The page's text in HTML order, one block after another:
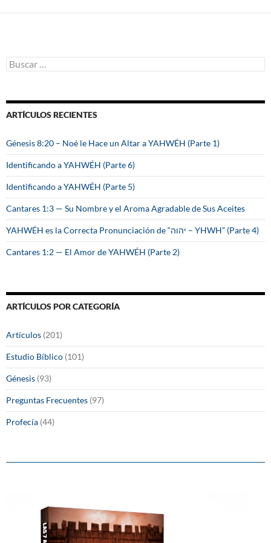
B
u
a
r
ARTÍCULOS RECIENTES
Génesis 8:20 – Noé le Hace un Altar a YAHWÉH (Parte 1)
Identificando a YAHWÉH (Parte 6)
Identificando a YAHWÉH (Parte 5)
Cantares 1:3 — Su Nombre y el Aroma Agradable de Sus Aceites
YAHWÉH es la Correcta Pronunciación de “יהוה – YHWH” (Parte 4)
Cantares 1:2 — El Amor de YAHWÉH (Parte 2)
ARTÍCULOS POR CATEGORÍA
Artículos (201)
Estudio Bíblico (101)
Génesis (93)
Preguntas Frecuentes (97)
Profecía (44)